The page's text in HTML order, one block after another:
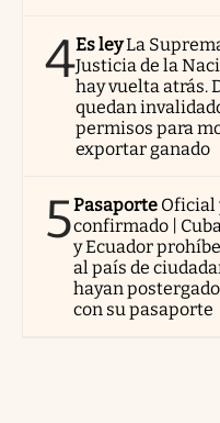
4Es leyLa
Justicia de la
hay vuelta atrás.
quedan
permisos para
exportar ganado
5Pasaporte Oficial
confirmado |
y Ecuador
al país de
hayan
con su pasaporte